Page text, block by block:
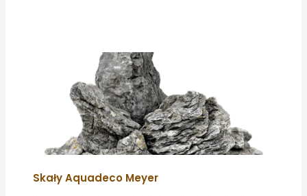
Skały Aquadeco Meyer